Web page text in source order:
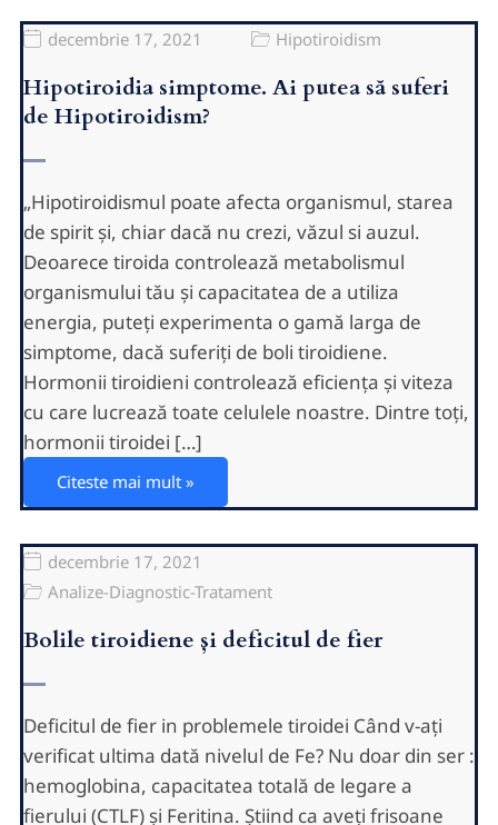
decembrie 17, 2021 Hipotiroidism
Hipotiroidia simptome. Ai putea să suferi
de Hipotiroidism?
„Hipotiroidismul poate afecta organismul, starea
de spirit și, chiar dacă nu crezi, văzul si auzul.
Deoarece tiroida controlează metabolismul
organismului tău și capacitatea de a utiliza
energia, puteți experimenta o gamă larga de
simptome, dacă suferiți de boli tiroidiene.
Hormonii tiroidieni controlează eficiența și viteza
cu care lucrează toate celulele noastre. Dintre toți,
hormonii tiroidei […]
Citeste mai mult »
decembrie 17, 2021
Analize-Diagnostic-Tratament
Bolile tiroidiene și deficitul de fier
Deficitul de fier in problemele tiroidei Când v-ați
verificat ultima dată nivelul de Fe? Nu doar din ser :
hemoglobina, capacitatea totală de legare a
fierului (CTLF) și Feritina. Știind ca aveți frisoane